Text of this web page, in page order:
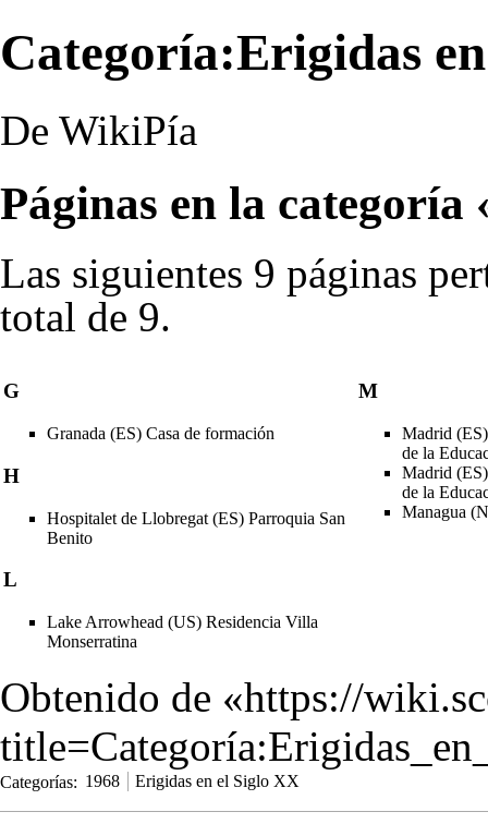
Categoría:Erigidas
De WikiPía
Páginas en la categoría
Las siguientes 9 páginas
total de 9.
G
Granada (ES) Casa de formación
H
Hospitalet de Llobregat (ES) Parroquia San
Benito
L
Lake Arrowhead (US) Residencia Villa
Monserratina
M
Madrid
de la
Madrid
de la
Managua
Obtenido de «https://
Categorías: 1968 Erigidas en el Siglo XX